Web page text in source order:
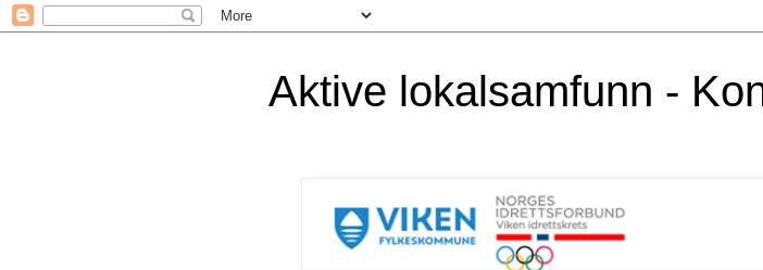
Aktive lokalsamfunn -